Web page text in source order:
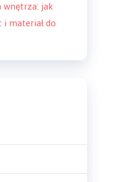
wnętrza: jak
i materiał do